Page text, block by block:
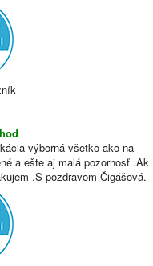
výborná všetko ako na
a ešte aj malá pozornosť .Ak
.S pozdravom Čigášová.